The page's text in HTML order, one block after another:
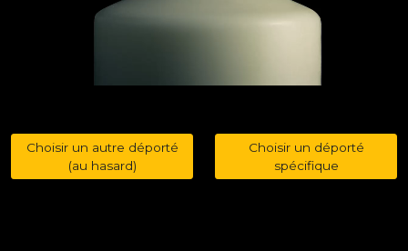
Choisir un autre déporté
(au hasard)
Choisir un déporté
spécifique